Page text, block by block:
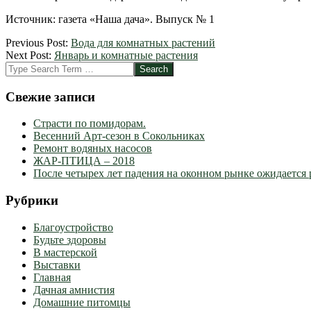
Источник: газета «Наша дача». Выпуск № 1
2012-
03-
15
Previous Post: Вода для комнатных растений
Next Post: Январь и комнатные растения
Search
Свежие записи
Страсти по помидорам.
Весенний Арт-сезон в Сокольниках
Ремонт водяных насосов
ЖАР-ПТИЦА – 2018
После четырех лет падения на оконном рынке ожидается
Рубрики
Благоустройство
Будьте здоровы
В мастерской
Выставки
Главная
Дачная амнистия
Домашние питомцы